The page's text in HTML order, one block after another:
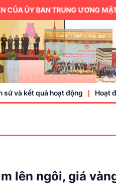
BAN TRUNG ƯƠNG MẶT
sử và kết quả hoạt động Hoạt
lên ngôi, giá